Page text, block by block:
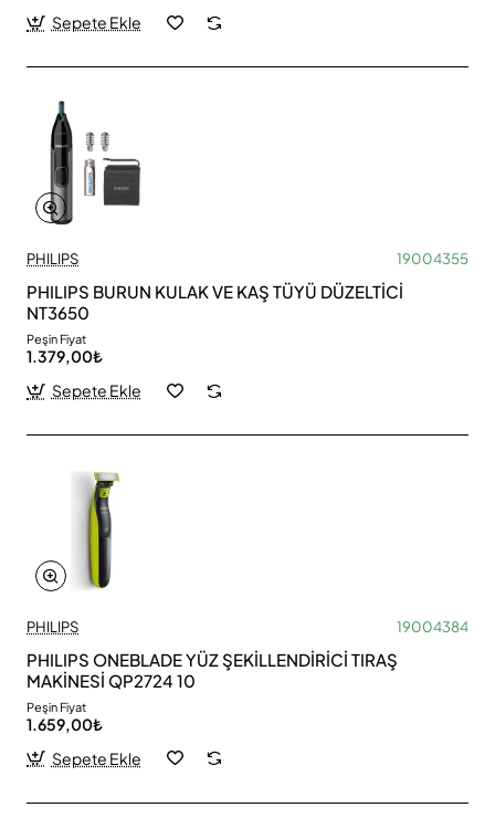
Sepete Ekle
PHILIPS 19004355
PHILIPS BURUN KULAK VE KAŞ TÜYÜ DÜZELTİCİ
NT3650
Peşin Fiyat
1.379,00₺
Sepete Ekle
PHILIPS 19004384
PHILIPS ONEBLADE YÜZ ŞEKİLLENDİRİCİ TIRAŞ
MAKİNESİ QP2724 10
Peşin Fiyat
1.659,00₺
Sepete Ekle